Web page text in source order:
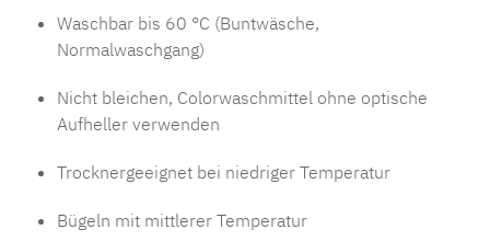
Waschbar bis 60 °C (Buntwäsche,
Normalwaschgang)
Nicht bleichen, Colorwaschmittel ohne optische
Aufheller verwenden
Trocknergeeignet bei niedriger Temperatur
Bügeln mit mittlerer Temperatur